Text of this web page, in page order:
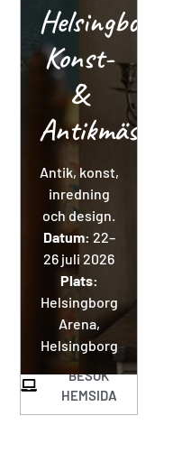
Helsingborgs
Konst-
&
Antikmässa
Antik, konst,
inredning
och design.
Datum: 22–
26 juli 2026
Plats:
Helsingborg
Arena,
Helsingborg
BESÖK
HEMSIDA